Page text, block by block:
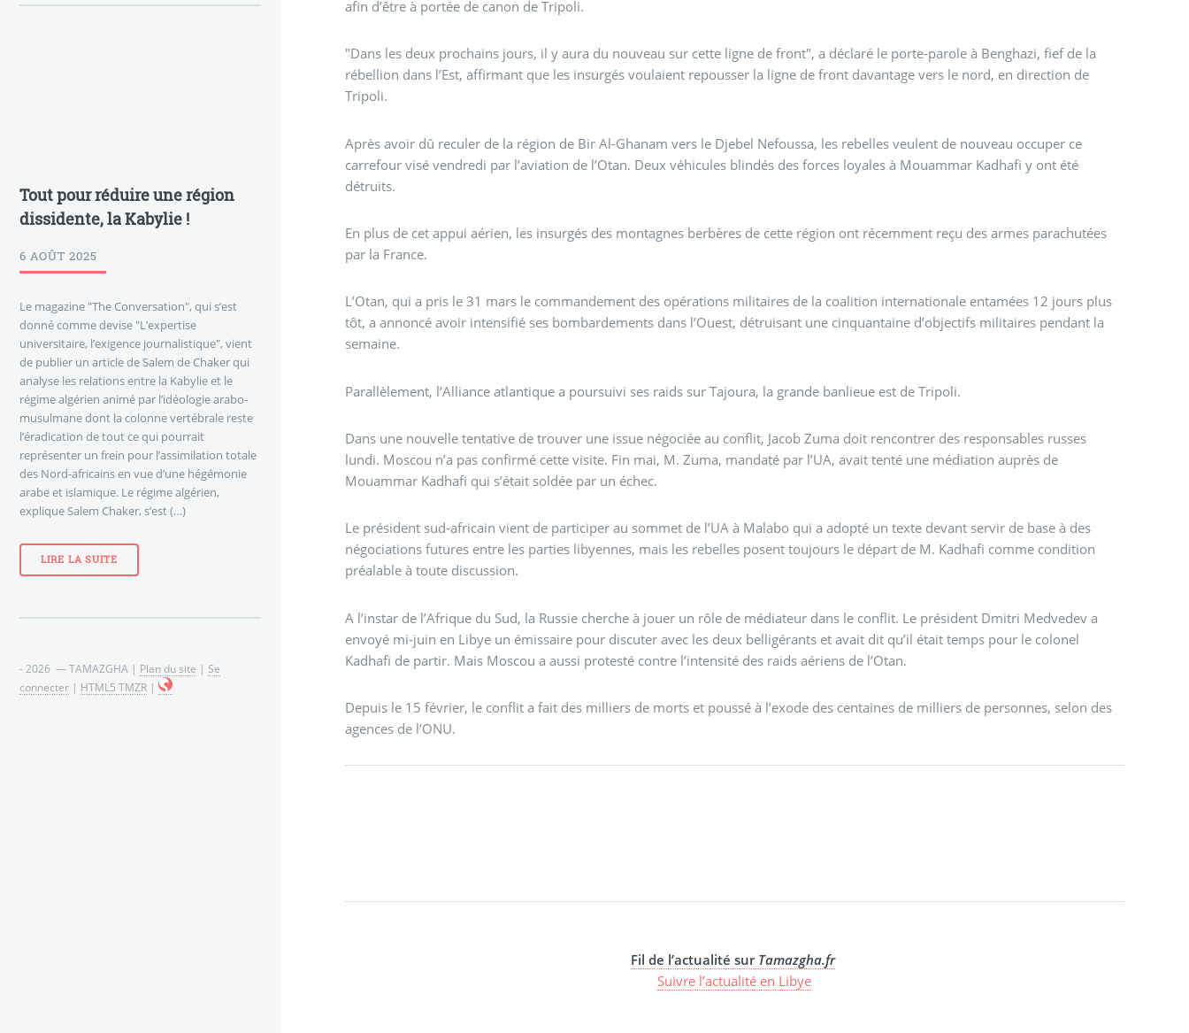
afin d’être à portée de canon de Tripoli.
"Dans les deux prochains jours, il y aura du nouveau sur cette ligne de front", a déclaré le porte-parole à Benghazi, fief de la
rébellion dans l’Est, affirmant que les insurgés voulaient repousser la ligne de front davantage vers le nord, en direction de
Tripoli.
Après avoir dû reculer de la région de Bir Al-Ghanam vers le Djebel Nefoussa, les rebelles veulent de nouveau occuper ce
carrefour visé vendredi par l’aviation de l’Otan. Deux véhicules blindés des forces loyales à Mouammar Kadhafi y ont été
détruits.
En plus de cet appui aérien, les insurgés des montagnes berbères de cette région ont récemment reçu des armes parachutées
par la France.
L’Otan, qui a pris le 31 mars le commandement des opérations militaires de la coalition internationale entamées 12 jours plus
tôt, a annoncé avoir intensifié ses bombardements dans l’Ouest, détruisant une cinquantaine d’objectifs militaires pendant la
semaine.
Parallèlement, l’Alliance atlantique a poursuivi ses raids sur Tajoura, la grande banlieue est de Tripoli.
Dans une nouvelle tentative de trouver une issue négociée au conflit, Jacob Zuma doit rencontrer des responsables russes
lundi. Moscou n’a pas confirmé cette visite. Fin mai, M. Zuma, mandaté par l’UA, avait tenté une médiation auprès de
Mouammar Kadhafi qui s’était soldée par un échec.
Le président sud-africain vient de participer au sommet de l’UA à Malabo qui a adopté un texte devant servir de base à des
négociations futures entre les parties libyennes, mais les rebelles posent toujours le départ de M. Kadhafi comme condition
préalable à toute discussion.
A l’instar de l’Afrique du Sud, la Russie cherche à jouer un rôle de médiateur dans le conflit. Le président Dmitri Medvedev a
envoyé mi-juin en Libye un émissaire pour discuter avec les deux belligérants et avait dit qu’il était temps pour le colonel
Kadhafi de partir. Mais Moscou a aussi protesté contre l’intensité des raids aériens de l’Otan.
Depuis le 15 février, le conflit a fait des milliers de morts et poussé à l’exode des centaines de milliers de personnes, selon des
agences de l’ONU.
Fil de l’actualité sur Tamazgha.fr
Suivre l’actualité en Libye
Tout pour réduire une région
dissidente, la Kabylie !
6 AOÛT 2025
Le magazine "The Conversation", qui s’est
donné comme devise "L’expertise
universitaire, l’exigence journalistique", vient
de publier un article de Salem de Chaker qui
analyse les relations entre la Kabylie et le
régime algérien animé par l’idéologie arabo-
musulmane dont la colonne vertébrale reste
l’éradication de tout ce qui pourrait
représenter un frein pour l’assimilation totale
des Nord-africains en vue d’une hégémonie
arabe et islamique. Le régime algérien,
explique Salem Chaker, s’est (…)
LIRE LA SUITE
- 2026 — TAMAZGHA | Plan du site | Se
connecter | HTML5 TMZR |